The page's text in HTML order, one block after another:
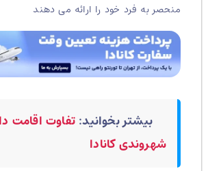
منحصر به فرد خود را ارائه می دهند
بیشتر بخوانید:تفاوت اقامت دائم
شهروندی کانادا